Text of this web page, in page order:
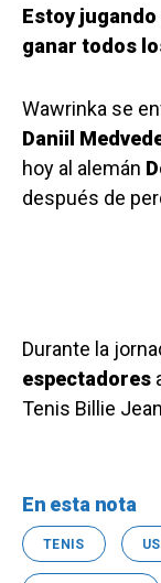
Estoy
ganar todos
Wawrinka se
Daniil
hoy al alemán
después de
Durante la
espectadores
Tenis Billie
En esta nota
TENIS